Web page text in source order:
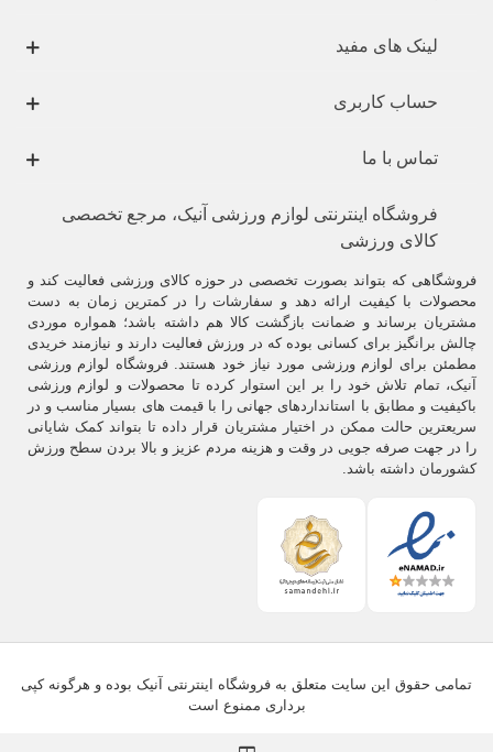
به طور کلی عناصر آناتومیک
به طور همزمان سبب حرکت موثر
درحرکت سه فاکتور حرکت ایمن، حرکت موثر و حرکت با کیفیت بسیار مهم
آناتومی
ساختار پا نقش بسیار مهمی درحرکت دارد. علوم حرکت شناسی وبیومکانیک
در حرکت پا بسیار به یکدیگر وابسته هستند.
یک پا به طور متوسط روزانه ۱۰هزار بار با زمین برخورد می کند و به طور
میانگین ۱۸۶هزار و ۷۵ کیلومتر را در طول زندگی طی خواهد کرد.
در پرش یک پا و یا در یک گام بلند، حدود ۳۱۵ و نیم کیلومتر فشار روی پای
ورزشکار وارد می شود.
در پا سه مکانیسم ذخیره انرژی (جذب شوک) شامل کششتاندون آشیل،
صاف شدن قوس پا و بالشتک زیر پاشنه پـا وجود دارد.
.
ساختار کفش ورزشی خوب
کفش ورزشیشامل محل شست پا، پشت پاشنه، داخل
لینک های مفید
حساب کاربری
تماس با ما
فروشگاه اینترنتی لوازم ورزشی آنیک، مرجع تخصصی
کالای ورزشی
فروشگاهی که بتواند بصورت تخصصی در حوزه کالای ورزشی فعالیت کند و
محصولات با کیفیت ارائه دهد و سفارشات را در کمترین زمان به دست
مشتریان برساند و ضمانت بازگشت کالا هم داشته باشد؛ همواره موردی
چالش برانگیز برای کسانی بوده که در ورزش فعالیت دارند و نیازمند خریدی
مطمئن برای لوازم ورزشی مورد نیاز خود هستند. فروشگاه لوازم ورزشی
آنیک، تمام تلاش خود را بر این استوار کرده تا محصولات و لوازم ورزشی
باکیفیت و مطابق با استانداردهای جهانی را با قیمت های بسیار مناسب و در
سریعترین حالت ممکن در اختیار مشتریان قرار داده تا بتواند کمک شایانی
را در جهت صرفه جویی در وقت و هزینه مردم عزیز و بالا بردن سطح ورزش
کشورمان داشته باشد.
تمامی حقوق این سایت متعلق به فروشگاه اینترنتی آنیک بوده و هرگونه کپی
برداری ممنوع است